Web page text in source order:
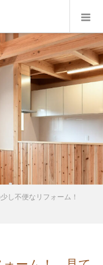
し不便なリフォーム！